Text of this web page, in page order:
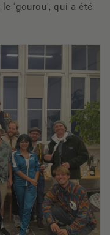
'gourou', qui a été